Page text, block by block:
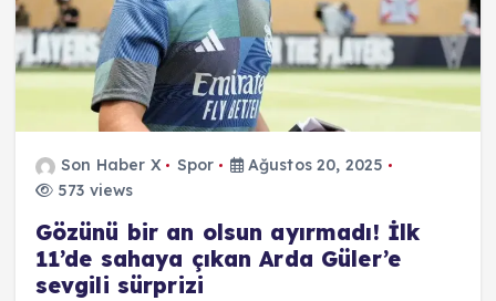
Son Haber X Spor
Ağustos 20, 2025
573 views
Gözünü bir an olsun ayırmadı! İlk
11’de sahaya çıkan Arda Güler’e
sevgili sürprizi